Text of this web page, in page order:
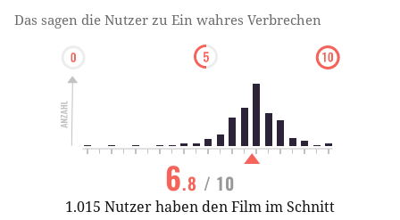
Das sagen die Nutzer zu Ein wahres Verbrechen
6.8 / 10
1.015 Nutzer haben den Film im Schnitt